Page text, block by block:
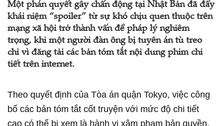
Một phán quyết gây chấn động tại Nhật Bản đã đẩy
khái niệm “spoiler” từ sự khó chịu quen thuộc trên
mạng xã hội trở thành vấn đề pháp lý nghiêm
trọng, khi một người đàn ông bị tuyên án tù treo
chỉ vì đăng tải các bản tóm tắt nội dung phim chi
tiết trên internet.
Theo quyết định của Tòa án quận Tokyo, việc công
bố các bản tóm tắt cốt truyện với mức độ chi tiết
cao có thể bị xem là hành vi xâm phạm bản quyền,